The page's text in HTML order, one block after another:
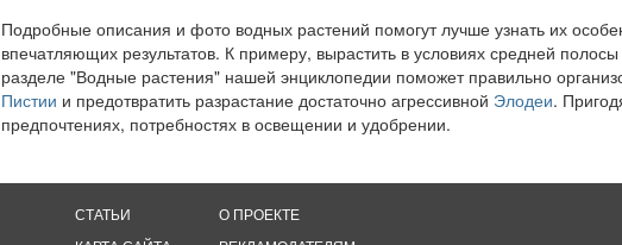
Подробные описания и фото водных растений помогут лучше узнать их
впечатляющих результатов. К примеру, вырастить в условиях средней полосы
разделе "Водные растения" нашей энциклопедии поможет правильно
Пистии и предотвратить разрастание достаточно агрессивной Элодеи.
предпочтениях, потребностях в освещении и удобрении.
СТАТЬИ
О ПРОЕКТЕ